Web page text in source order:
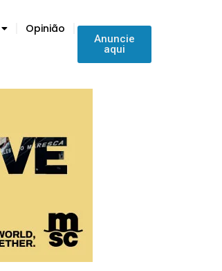
Opinião
Anuncie
aqui